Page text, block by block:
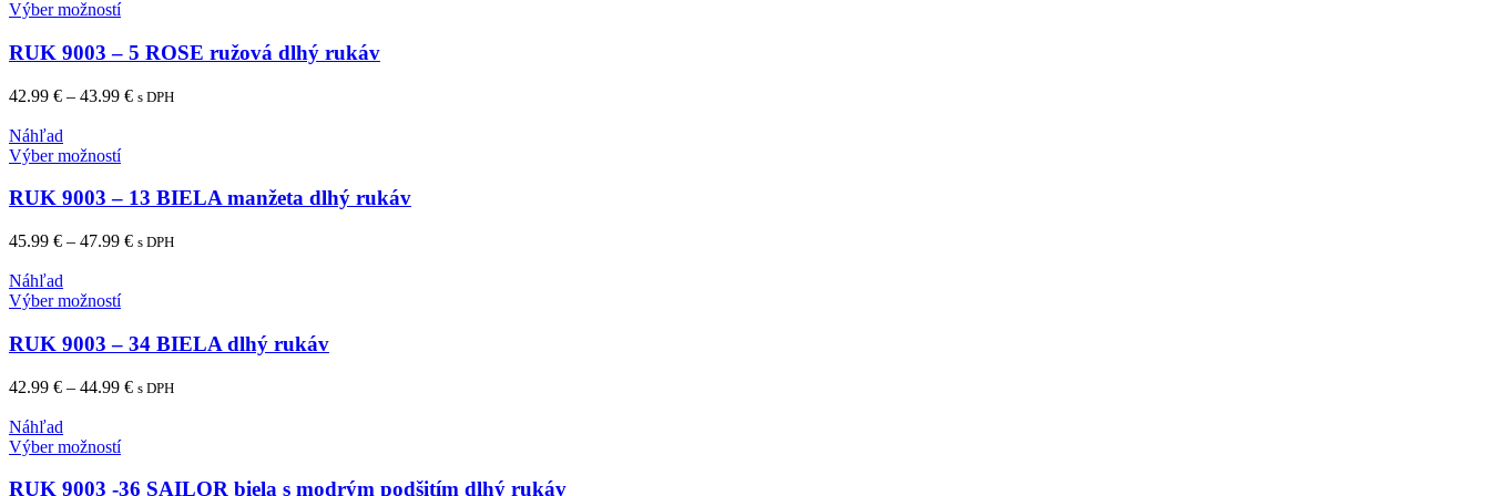
vybrať
na
stránke
Výber možnostíTento
má
viacero
variantov.
Možnosti
môžete
vybrať
na
stránke
RUK 9003 – 5 ROSE ružová dlhý rukáv
42.99 € – 43.99 €Price
s DPH
Náhľad
Výber možnostíTento
má
variantov.
môžete
vybrať
na
stránke
RUK 9003 – 13 BIELA manžeta dlhý rukáv
45.99 € – 47.99 €Price
s DPH
Náhľad
Výber možnostíTento
má
viacero
variantov.
Možnosti
môžete
vybrať
na
RUK 9003 – 34 BIELA dlhý rukáv
42.99 € – 44.99 €Price
s DPH
Náhľad
Výber možnostíTento
má
RUK 9003 -36 SAILOR biela s modrým podšitím dlhý rukáv